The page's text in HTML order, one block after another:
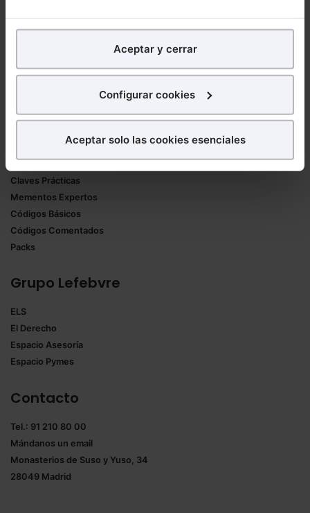
analíticospara tratar demejorar tu experienciaen
nuestra página web. También con fines publicitarios,
para poder mostrarte publicidad y contenidos de tu
¿Qué puedes hacer?
experiencia en la web sea óptima
Puedesaceptar solo las esenciales
todas las cookies excepto aquellas imprescindibles.
También puedes
seleccionar solo aquellas que quieras permitir en tu
navegador. Si no seleccionas ninguna utilizaremos
Aceptar y cerrar
Configurar cookies
Aceptar solo las cookies esenciales
Nuestro equipo
Librerías asociadas
Formularios Jurídicos
Manuales de Derecho
Claves Prácticas
Mementos Expertos
Códigos Básicos
Códigos Comentados
Packs
Grupo Lefebvre
ELS
El Derecho
Espacio Asesoría
Espacio Pymes
Contacto
Tel.: 91 210 80 00
Mándanos un email
Monasterios de Suso y Yuso, 34
28049 Madrid